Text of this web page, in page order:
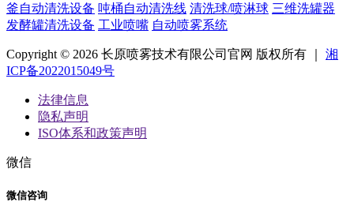
釜自动清洗设备 吨桶自动清洗线 清洗球/喷淋球 三维洗罐器
发酵罐清洗设备 工业喷嘴 自动喷雾系统
Copyright © 2026 长原喷雾技术有限公司官网 版权所有 ｜ 湘
ICP备2022015049号
法律信息
隐私声明
ISO体系和政策声明
微信
微信咨询